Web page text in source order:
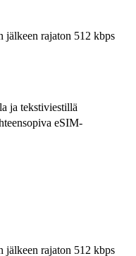
jälkeen rajaton 512 kbps
ja tekstiviestillä
eSIM-
jälkeen rajaton 512 kbps